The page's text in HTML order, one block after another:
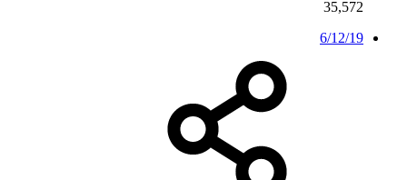
35,572
6/12/19